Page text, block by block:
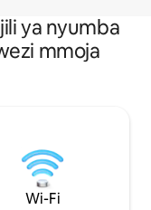
ya nyumba
mmoja
Wi-Fi